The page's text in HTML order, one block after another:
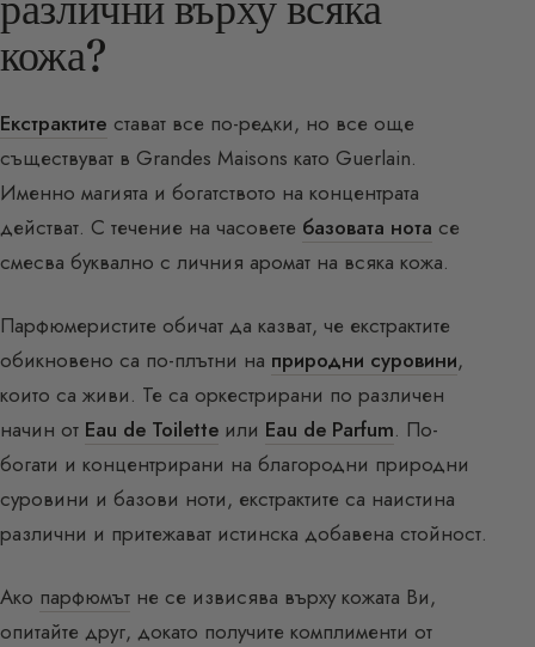
кожа?
Екстрактите стават все по-редки, но все още
съществуват в Grandes Maisons като Guerlain.
Именно магията и богатството на концентрата
действат. С течение на часовете базовата нота се
смесва буквално с личния аромат на всяка кожа.
Парфюмеристите обичат да казват, че екстрактите
обикновено са по-плътни на природни суровини,
които са живи. Те са оркестрирани по различен
начин от Eau de Toilette или Eau de Parfum. По-
богати и концентрирани на благородни природни
суровини и базови ноти, екстрактите са наистина
различни и притежават истинска добавена стойност.
Ако парфюмът не се извисява върху кожата Ви,
опитайте друг, докато получите комплименти от